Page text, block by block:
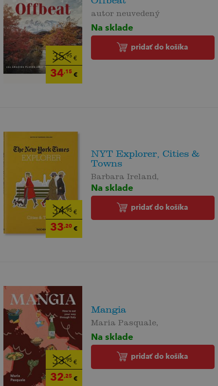
35,95€
34,15€
autor neuvedený
Na sklade
pridať do košíka
34,95€
33,20€
NYT Explorer, Cities &
Towns
Barbara Ireland,
Na sklade
pridať do košíka
33,95€
32,25€
Mangia
Maria Pasquale,
Na sklade
pridať do košíka